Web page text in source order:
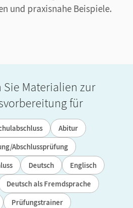
und praxisnahe Beispiele.
Sie Materialien zur
für
Abitur
Abschlussprüfung
Deutsch
Englisch
Deutsch als Fremdsprache
Prüfungstrainer